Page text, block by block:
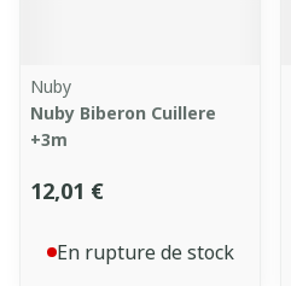
Nuby
Nuby Biberon Cuillere
+3m
12,01 €
En rupture de stock